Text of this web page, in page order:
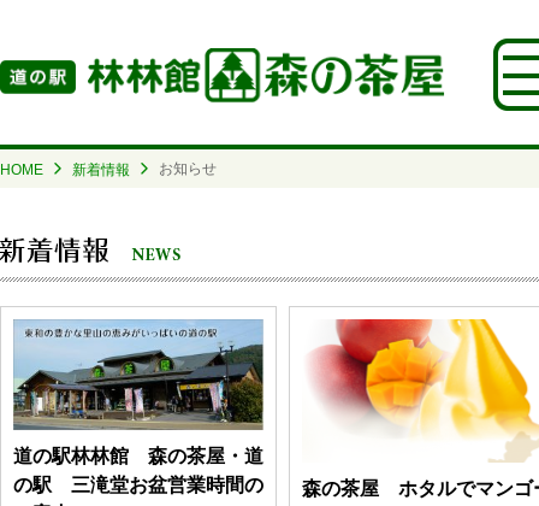
HOME 新着情報 お知らせ
道の駅林林館 森の茶屋・道
の駅 三滝堂お盆営業時間の
森の茶屋 ホタルでマンゴ